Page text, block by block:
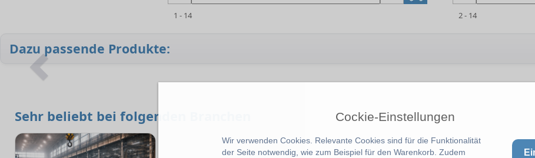
Cockie-Einstellungen
Wir verwenden Cookies. Relevante Cookies sind für die Funktionalität
der Seite notwendig, wie zum Beispiel für den Warenkorb. Zudem
1 - 14 2 - 14
Dazu passende Produkte:
Sehr beliebt bei folgenden Branchen